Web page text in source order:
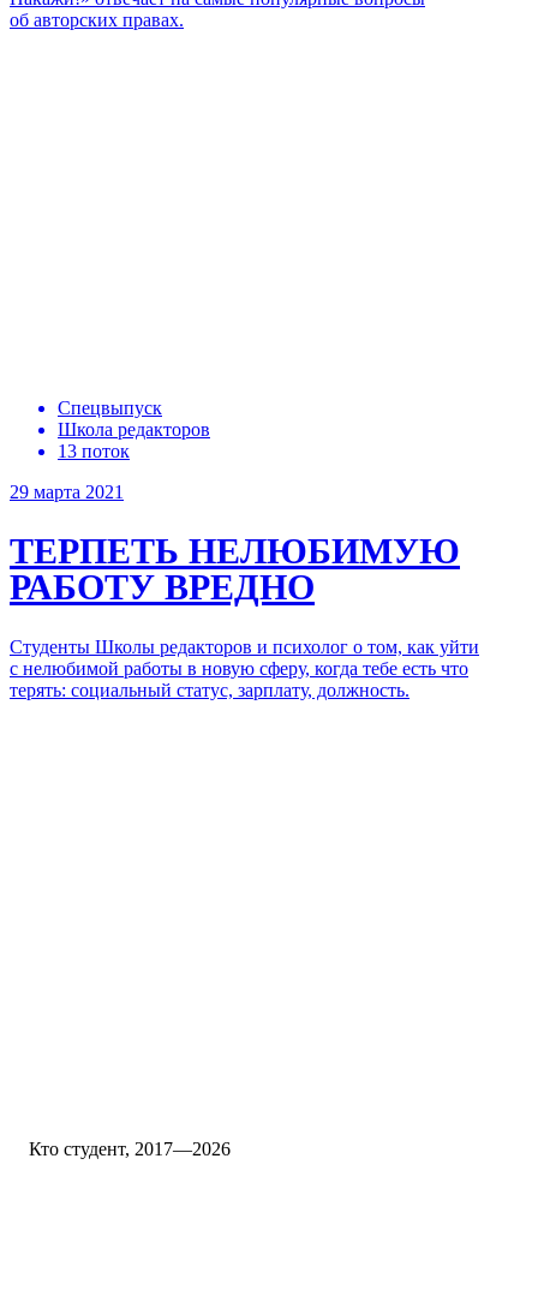
об авторских правах.
Спецвыпуск
Школа редакторов
13 поток
29 марта 2021
ТЕРПЕТЬ НЕЛЮБИМУЮ
РАБОТУ ВРЕДНО
Студенты Школы редакторов и психолог о том, как уйти
с нелюбимой работы в новую сферу, когда тебе есть что
терять: социальный статус, зарплату, должность.
Кто студент, 2017—2026